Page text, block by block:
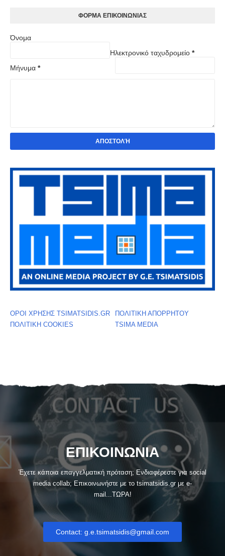
ΦOΡΜΑ ΕΠΙΚΟΙΝΩΝΙΑΣ
Όνομα
Ηλεκτρονικό ταχυδρομείο *
Μήνυμα *
ΟΡΟΙ ΧΡΗΣΗΣ TSIMATSIDIS.GR
ΠΟΛΙΤΙΚΗ ΑΠΟΡΡΗΤΟΥ
ΠΟΛΙΤΙΚΗ COOKIES
TSIMA MEDIA
ΕΠΙΚΟΙΝΩΝΙΑ
Έχετε κάποια επαγγελματική πρόταση; Ενδιαφέρεστε για social
media collab; Eπικοινωνήστε με το tsimatsidis.gr με e-
mail...ΤΩΡΑ!
Contact: g.e.tsimatsidis@gmail.com